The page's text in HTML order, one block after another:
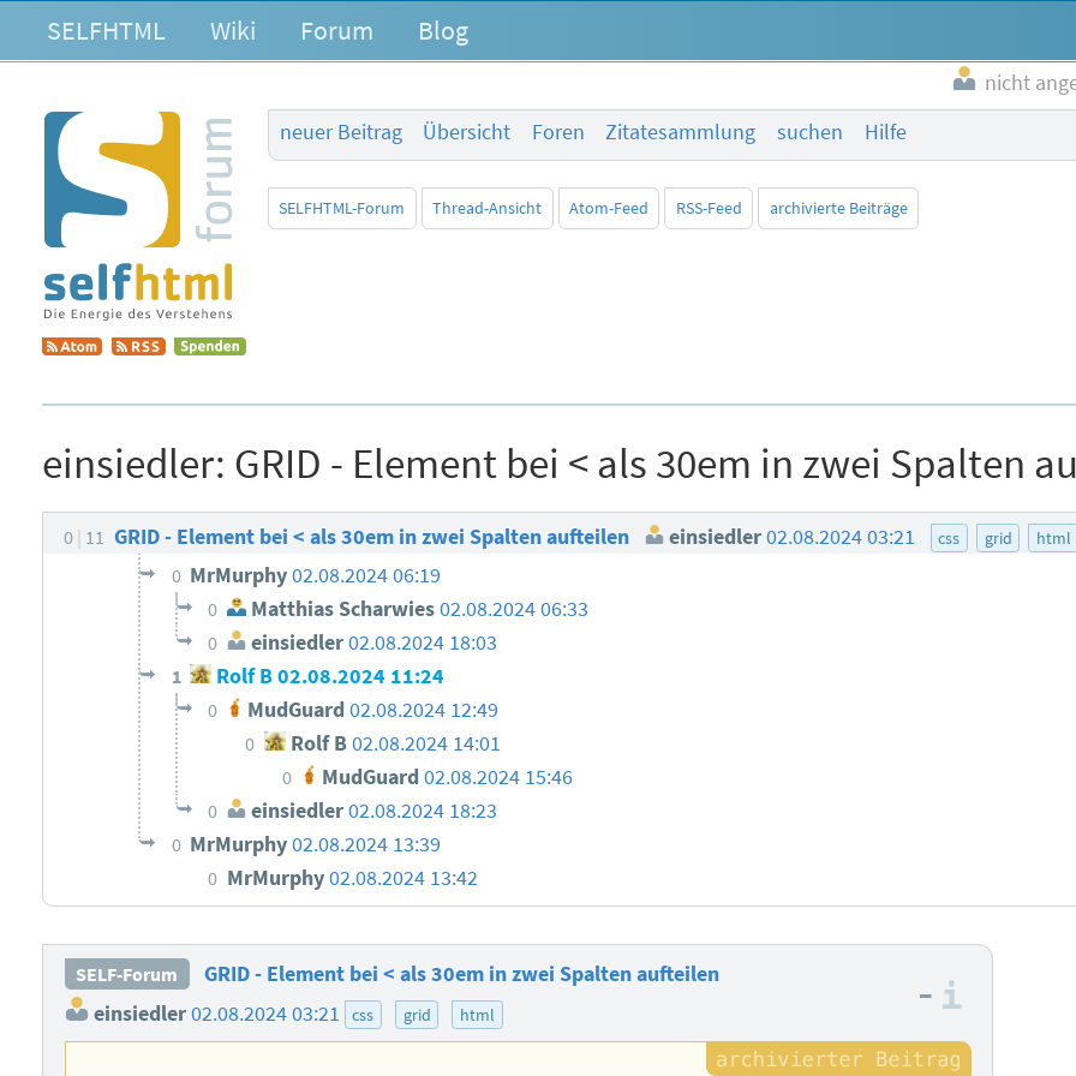
SELFHTML Wiki Forum Blog
nicht
neuer Beitrag
Übersicht Foren Zitatesammlung suchen Hilfe
SELFHTML-Forum Thread-Ansicht Atom-Feed RSS-Feed archivierte Beiträge
einsiedler: GRID - Element bei < als 30em in zwei Spalten
0 11 GRID - Element bei < als 30em in zwei Spalten aufteilen einsiedler02.08.2024 03:21 css grid html
0 MrMurphy02.08.2024 06:19
0 Matthias Scharwies02.08.2024 06:33
0 einsiedler02.08.2024 18:03
1 Rolf B02.08.2024 11:24
0 MudGuard 02.08.2024 12:49
0 Rolf B02.08.2024 14:01
0 MudGuard 02.08.2024 15:46
0 einsiedler02.08.2024 18:23
0 MrMurphy02.08.2024 13:39
0 MrMurphy02.08.2024 13:42
SELF-Forum
GRID - Element bei < als 30em in zwei Spalten aufteilen
einsiedler02.08.2024 03:21 css grid html
–